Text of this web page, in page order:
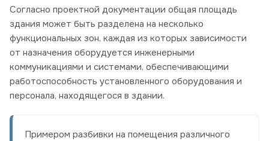
Согласно проектной документации общая площадь
здания может быть разделена на несколько
функциональных зон, каждая из которых зависимости
от назначения оборудуется инженерными
коммуникациями и системами, обеспечивающими
работоспособность установленного оборудования и
персонала, находящегося в здании.
Примером разбивки на помещения различного